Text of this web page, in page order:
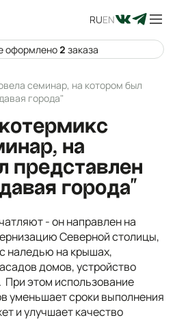
RUEN
оформлено 2 заказа
семинар, на котором был
города"
на
представлен
города"
- он направлен на
Северной столицы,
наледью на крышах,
домов, устройство
этом использование
уменьшает сроки выполнения
и улучшает качество